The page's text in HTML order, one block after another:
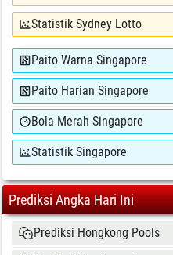
Statistik Sydney Lotto
Paito Warna Singapore
Paito Harian Singapore
Bola Merah Singapore
Statistik Singapore
Prediksi Angka Hari Ini
Prediksi Hongkong Pools